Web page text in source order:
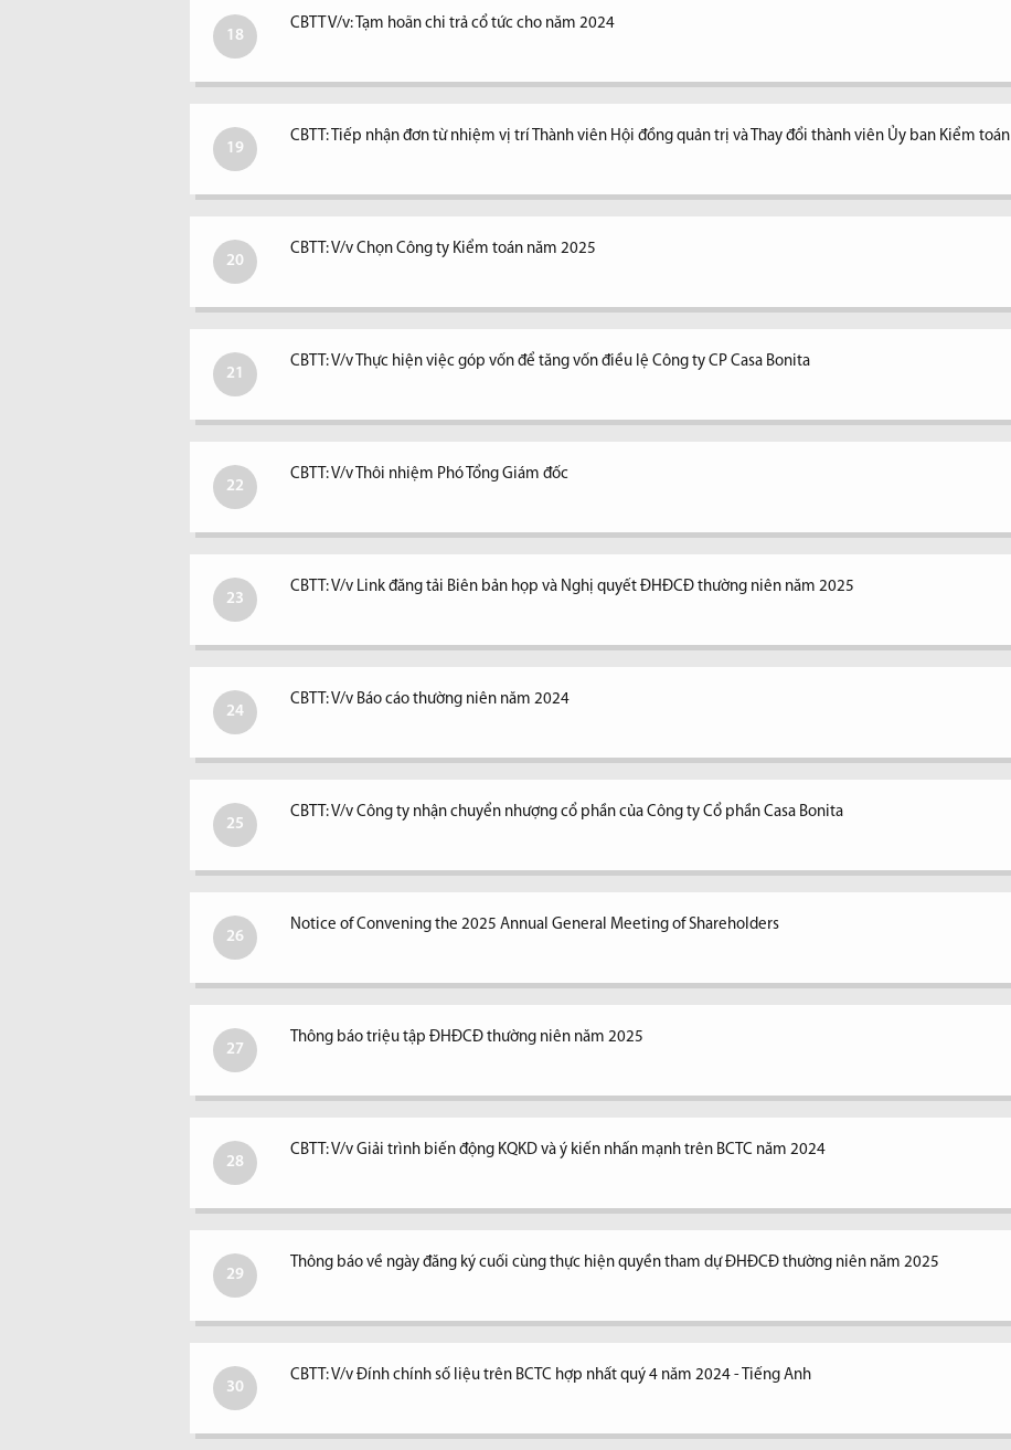
18
CBTT V/v: Tạm hoãn chi trả cổ tức cho năm 2024
19
CBTT: Tiếp nhận đơn từ nhiệm vị trí Thành viên Hội đồng quản trị và Thay đổi thành viên Ủy ban Kiểm toán
20
CBTT: V/v Chọn Công ty Kiểm toán năm 2025
21
CBTT: V/v Thực hiện việc góp vốn để tăng vốn điều lệ Công ty CP Casa Bonita
22
CBTT: V/v Thôi nhiệm Phó Tổng Giám đốc
23
CBTT: V/v Link đăng tải Biên bản họp và Nghị quyết ĐHĐCĐ thường niên năm 2025
24
CBTT: V/v Báo cáo thường niên năm 2024
25
CBTT: V/v Công ty nhận chuyển nhượng cổ phần của Công ty Cổ phần Casa Bonita
26
Notice of Convening the 2025 Annual General Meeting of Shareholders
27
Thông báo triệu tập ĐHĐCĐ thường niên năm 2025
28
CBTT: V/v Giải trình biến động KQKD và ý kiến nhấn mạnh trên BCTC năm 2024
29
Thông báo về ngày đăng ký cuối cùng thực hiện quyền tham dự ĐHĐCĐ thường niên năm 2025
30
CBTT: V/v Đính chính số liệu trên BCTC hợp nhất quý 4 năm 2024 - Tiếng Anh